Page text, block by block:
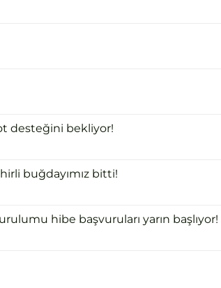
desteğini bekliyor!
buğdayımız bitti!
hibe başvuruları yarın başlıyor!